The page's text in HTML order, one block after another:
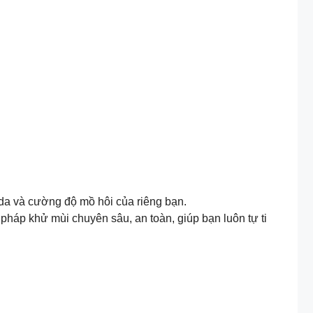
và cường độ mồ hôi của riêng bạn.
khử mùi chuyên sâu, an toàn, giúp bạn luôn tự ti